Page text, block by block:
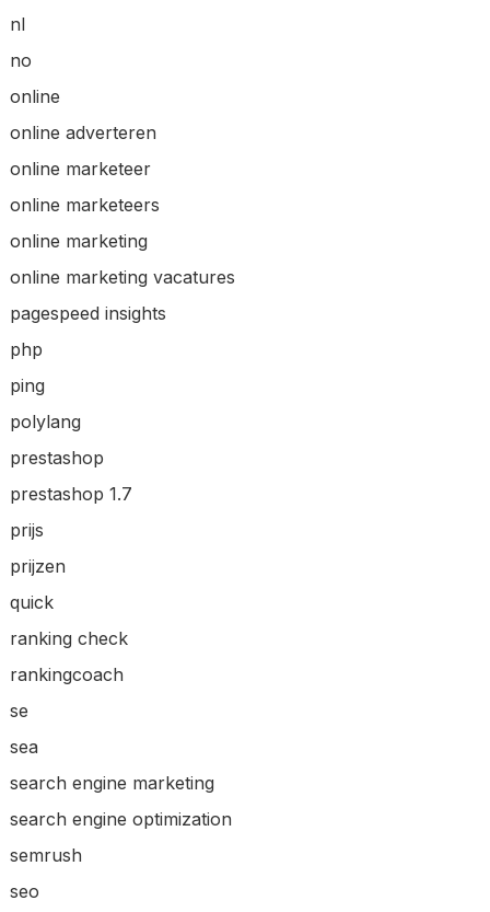
nl
no
online
online adverteren
online marketeer
online marketeers
online marketing
online marketing vacatures
pagespeed insights
php
ping
polylang
prestashop
prestashop 1.7
prijs
prijzen
quick
ranking check
rankingcoach
se
sea
search engine marketing
search engine optimization
semrush
seo